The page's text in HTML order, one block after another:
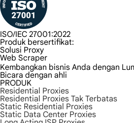
ISO/IEC 27001:2022
Produk bersertifikat:
Solusi Proxy
Web Scraper
Kembangkan bisnis Anda dengan
Bicara dengan ahli
PRODUK
Residential Proxies
Residential Proxies Tak Terbatas
Static Residential Proxies
Static Data Center Proxies